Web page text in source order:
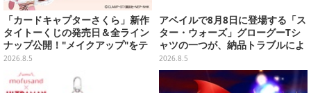
「カードキャプターさくら」新作
タイトーくじの発売日＆全ライン
ナップ公開！"メイクアップ"をテ
ーマに、日常でも使いたくなるア
イテムがズラリ
2026.8.5
アベイルで8月8日に登場する「ス
ター・ウォーズ」グローグーTシ
ャツの一つが、納品トラブルによ
り販売日変更へ
2026.8.5